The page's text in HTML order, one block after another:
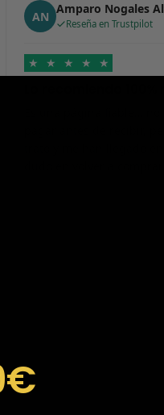
AN Amparo Nogales
Reseña en Trustpilot
★ ★ ★ ★ ★
Lo recomiendo
Es una página fiable…
pagar antes de recibir,
trato y me han llegado